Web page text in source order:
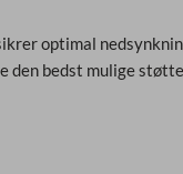
optimal
den bedst mulige